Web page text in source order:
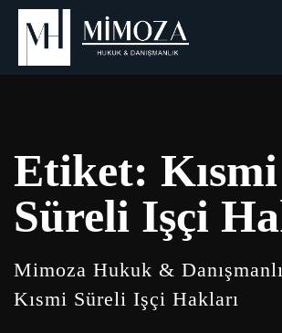
Etiket: Kısmi
Süreli Işçi
Mimoza Hukuk &
Kısmi Süreli Işçi Hakları